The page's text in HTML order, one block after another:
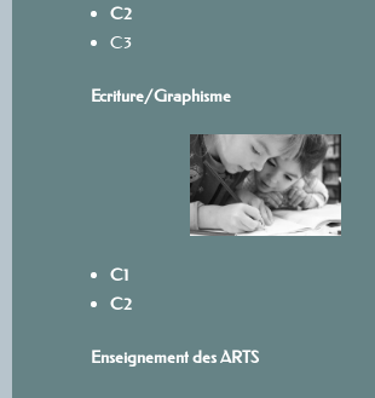
C2
C3
Ecriture/Graphisme
C1
C2
Enseignement des ARTS